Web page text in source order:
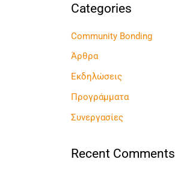
Categories
Community Bonding
Άρθρα
Εκδηλώσεις
Προγράμματα
Συνεργασίες
Recent Comments